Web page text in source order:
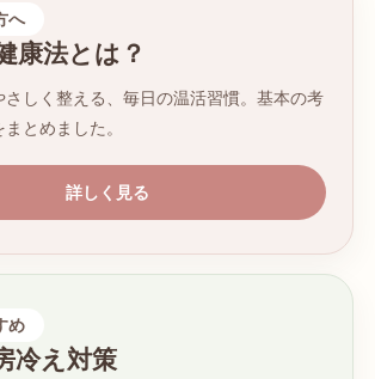
へ
康法とは？
さしく整える、毎日の温活習慣。基本の考
とめました。
詳しく見る
め
冷え対策